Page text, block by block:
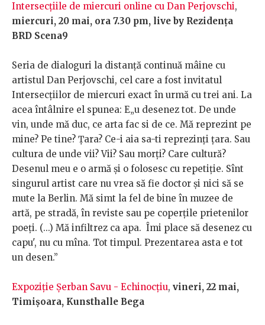
Intersecțiile de miercuri online cu Dan Perjovschi,
miercuri, 20 mai, ora 7.30 pm, live by Rezidența
BRD Scena9
Seria de dialoguri la distanță continuă mâine cu
artistul Dan Perjovschi, cel care a fost invitatul
Intersecțiilor de miercuri exact în urmă cu trei ani. La
acea întâlnire el spunea: E„u desenez tot. De unde
vin, unde mă duc, ce arta fac si de ce. Mă reprezint pe
mine? Pe tine? Țara? Ce-i aia sa-ti reprezinți țara. Sau
cultura de unde vii? Vii? Sau morți? Care cultură?
Desenul meu e o armă și o folosesc cu repetiție. Sînt
singurul artist care nu vrea să fie doctor și nici să se
mute la Berlin. Mă simt la fel de bine în muzee de
artă, pe stradă, în reviste sau pe coperțile prietenilor
poeți. (...) Mă infiltrez ca apa. Îmi place să desenez cu
capu', nu cu mîna. Tot timpul. Prezentarea asta e tot
un desen.”
Expoziție Șerban Savu - Echinocțiu, vineri, 22 mai,
Timișoara, Kunsthalle Bega